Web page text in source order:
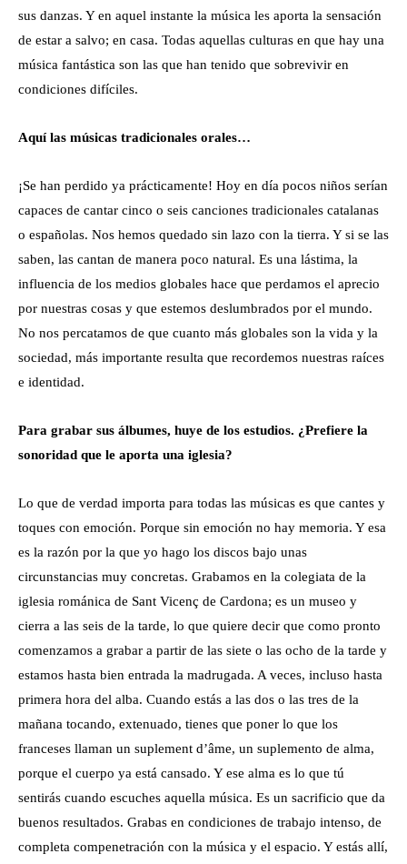
sus danzas. Y en aquel instante la música les aporta la sensación
de estar a salvo; en casa. Todas aquellas culturas en que hay una
música fantástica son las que han tenido que sobrevivir en
condiciones difíciles.
Aquí las músicas tradicionales orales…
¡Se han perdido ya prácticamente! Hoy en día pocos niños serían
capaces de cantar cinco o seis canciones tradicionales catalanas
o españolas. Nos hemos quedado sin lazo con la tierra. Y si se las
saben, las cantan de manera poco natural. Es una lástima, la
influencia de los medios globales hace que perdamos el aprecio
por nuestras cosas y que estemos deslumbrados por el mundo.
No nos percatamos de que cuanto más globales son la vida y la
sociedad, más importante resulta que recordemos nuestras raíces
e identidad.
Para grabar sus álbumes, huye de los estudios. ¿Prefiere la
sonoridad que le aporta una iglesia?
Lo que de verdad importa para todas las músicas es que cantes y
toques con emoción. Porque sin emoción no hay memoria. Y esa
es la razón por la que yo hago los discos bajo unas
circunstancias muy concretas. Grabamos en la colegiata de la
iglesia románica de Sant Vicenç de Cardona; es un museo y
cierra a las seis de la tarde, lo que quiere decir que como pronto
comenzamos a grabar a partir de las siete o las ocho de la tarde y
estamos hasta bien entrada la madrugada. A veces, incluso hasta
primera hora del alba. Cuando estás a las dos o las tres de la
mañana tocando, extenuado, tienes que poner lo que los
franceses llaman un suplement d’âme, un suplemento de alma,
porque el cuerpo ya está cansado. Y ese alma es lo que tú
sentirás cuando escuches aquella música. Es un sacrificio que da
buenos resultados. Grabas en condiciones de trabajo intenso, de
completa compenetración con la música y el espacio. Y estás allí,